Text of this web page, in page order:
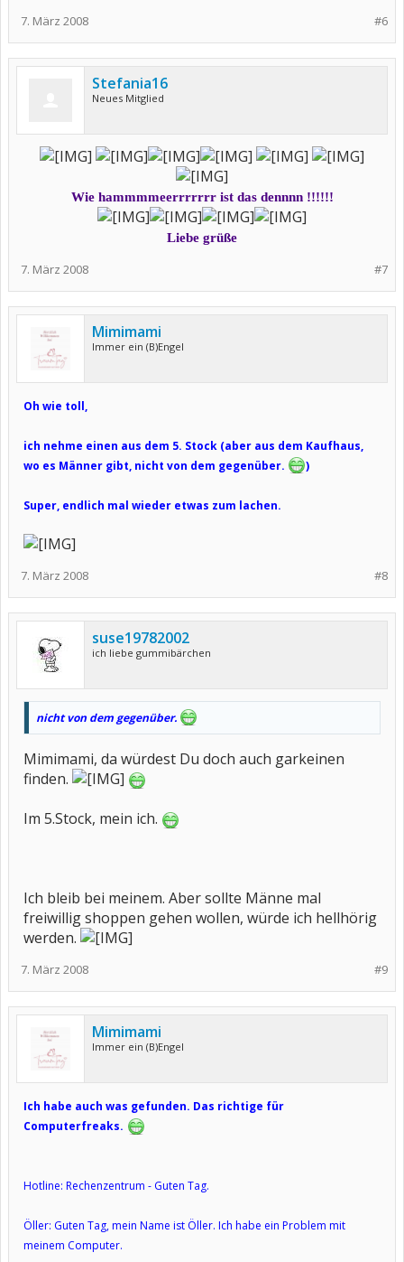
#6
7. März 2008
Stefania16
Neues Mitglied
Wie hammmmeerrrrrrr ist das dennnn !!!!!!
Liebe grüße
#7
7. März 2008
Mimimami
Immer ein (B)Engel
Oh wie toll,
ich nehme einen aus dem 5. Stock (aber aus dem Kaufhaus,
wo es Männer gibt, nicht von dem gegenüber.
)
Super, endlich mal wieder etwas zum lachen.
#8
7. März 2008
suse19782002
ich liebe gummibärchen
nicht von dem gegenüber.
Mimimami, da würdest Du doch auch garkeinen
finden.
Im 5.Stock, mein ich.
Ich bleib bei meinem. Aber sollte Männe mal
freiwillig shoppen gehen wollen, würde ich hellhörig
werden.
#9
7. März 2008
Mimimami
Immer ein (B)Engel
Ich habe auch was gefunden. Das richtige für
Computerfreaks.
Hotline: Rechenzentrum - Guten Tag.
Öller: Guten Tag, mein Name ist Öller. Ich habe ein Problem mit
meinem Computer.